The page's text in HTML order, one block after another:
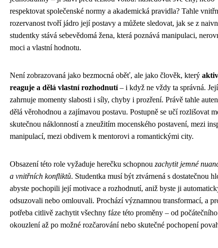
respektovat společenské normy a akademická pravidla? Tahle
rozervanost tvoří jádro její postavy a můžete sledovat, jak se z
studentky stává sebevědomá žena, která poznává manipulaci,
moci a vlastní hodnotu.
Není zobrazovaná jako bezmocná oběť, ale jako člověk, který
reaguje a dělá vlastní rozhodnutí– i když ne vždy ta správná.
zahrnuje momenty slabosti i síly, chyby i prozření. Právě tahle
dělá věrohodnou a zajímavou postavu. Postupně se učí rozlišovat
skutečnou náklonností a zneužitím mocenského postavení, mezi
manipulací, mezi obdivem k mentorovi a romantickými city.
Obsazení této role vyžaduje herečku schopnou zachytit jemné
a vnitřních konfliktů. Studentka musí být ztvárnená s dostatečnou
abyste pochopili její motivace a rozhodnutí, aniž byste ji
odsuzovali nebo omlouvali. Prochází významnou transformací, a
potřeba citlivě zachytit všechny fáze této proměny – od počátečního
okouzlení až po možné rozčarování nebo skutečné pochopení